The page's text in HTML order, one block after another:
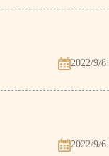
2022/9/8
2022/9/6